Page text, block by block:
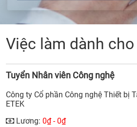
Việc làm dành cho
Tuyển Nhân viên Công nghệ
Công ty Cổ phần Công nghệ Thiết bị
ETEK
Lương: 0₫ - 0₫